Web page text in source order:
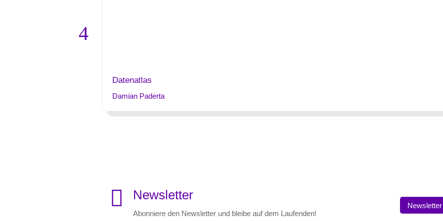
Datenatlas
Damian Paderta
 Newsletter
Abonniere den Newsletter und bleibe auf dem Laufenden!